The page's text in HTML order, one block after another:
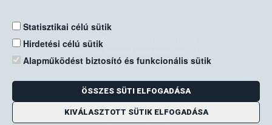
Statisztikai célú sütik
Hirdetési célú sütik
Alapműködést biztosító és funkcionális sütik
ÖSSZES SÜTI ELFOGADÁSA
KIVÁLASZTOTT SÜTIK ELFOGADÁSA
Nemzeti Élelmiszerlánc-biztonsági Hivatal
Levelezési cím: 1525 Budapest. Pf. 30.
E-mail:ugyfelszolgalat@nebih.gov.hu
Zöld szám: 06-80/263-244
Telefon: 06-1/ 336-9000